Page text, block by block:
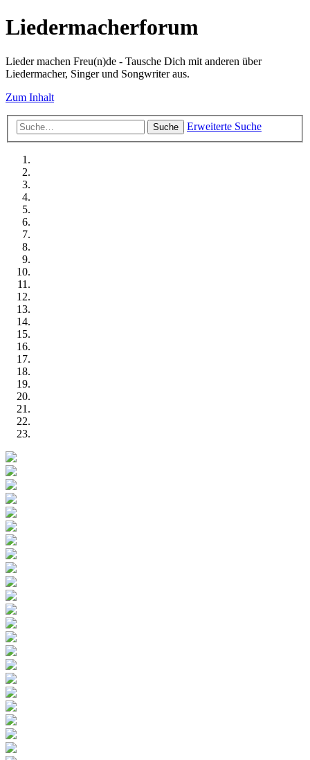
Liedermacherforum
Lieder machen Freu(n)de - Tausche Dich mit anderen über
Liedermacher, Singer und Songwriter aus.
Zum Inhalt
Suche Erweiterte Suche